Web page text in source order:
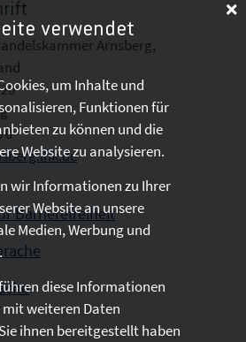
Arnsberg,
0
Barrierefreiheit
verwendet
um Inhalte und
Funktionen für
zu können und die
Website zu analysieren.
wir Informationen zu Ihrer
Website an unsere
Medien, Werbung und
diese Informationen
weiteren Daten
ihnen bereitgestellt haben